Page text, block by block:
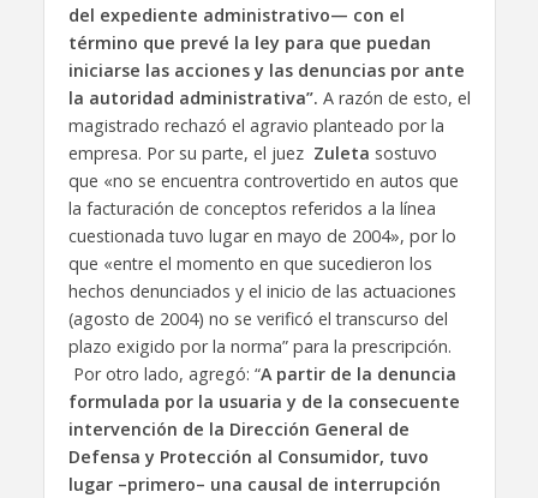
del expediente administrativo— con el
término que prevé la ley para que puedan
iniciarse las acciones y las denuncias por ante
la autoridad administrativa”. A razón de esto, el
magistrado rechazó el agravio planteado por la
empresa. Por su parte, el juez Zuleta sostuvo
que «no se encuentra controvertido en autos que
la facturación de conceptos referidos a la línea
cuestionada tuvo lugar en mayo de 2004», por lo
que «entre el momento en que sucedieron los
hechos denunciados y el inicio de las actuaciones
(agosto de 2004) no se verificó el transcurso del
plazo exigido por la norma” para la prescripción.
Por otro lado, agregó: “A partir de la denuncia
formulada por la usuaria y de la consecuente
intervención de la Dirección General de
Defensa y Protección al Consumidor, tuvo
lugar –primero– una causal de interrupción